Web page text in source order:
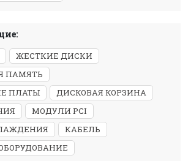
ЖЕСТКИЕ ДИСКИ
ПАМЯТЬ
ПЛАТЫ
ДИСКОВАЯ КОРЗИНА
МОДУЛИ PCI
КАБЕЛЬ